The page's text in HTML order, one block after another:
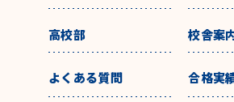
高校部 校舎案
よくある質問 合格実